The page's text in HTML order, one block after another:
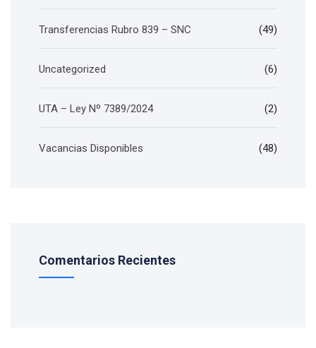
Transferencias Rubro 839 – SNC (49)
Uncategorized (6)
UTA – Ley Nº 7389/2024 (2)
Vacancias Disponibles (48)
Comentarios Recientes